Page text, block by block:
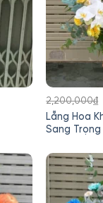
Lẵng Hoa
Sang Trọng
2,200,000₫